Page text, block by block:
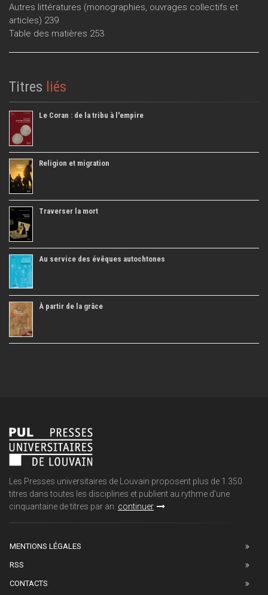
Autres littératures (monographies, ouvrages collectifs et
articles) 239
Table des matières 253
Titres liés
Le Coran : de la tribu à l'empire
Religion et migration
Traverser la mort
Au service des évêques autochtones
À partir de la grâce
Les Presses universitaires de Louvain proposent plus de 1 350
titres dans toutes les disciplines et publient au rythme d'une
cinquantaine de titres par an. continuer
MENTIONS LÉGALES
RSS
CONTACTS